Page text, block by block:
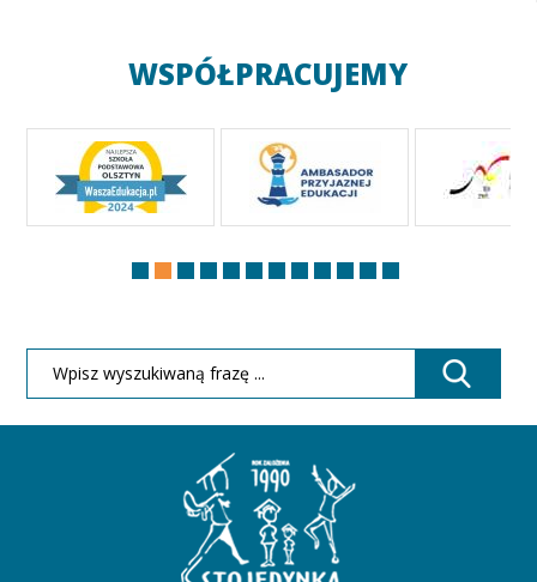
WSPÓŁPRACUJEMY